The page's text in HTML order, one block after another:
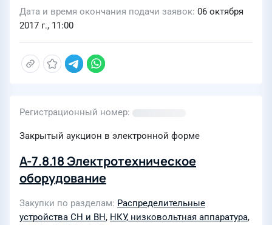
Дата и время окончания подачи заявок 06 октября
2017 г., 11:00
Регистрационный номер
Закрытый аукцион в электронной форме
А-7.8.18 Электротехническое
оборудование
Закупки по разделам Распределительные
устройства СН и ВН, НКУ, низковольтная аппаратура,